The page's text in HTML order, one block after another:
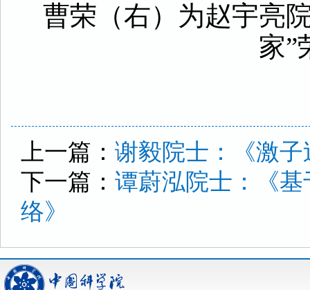
曹荣（右）为赵宇亮
家”
上一篇： 谢毅院士：《激
下一篇： 谭蔚泓院士：《
络》